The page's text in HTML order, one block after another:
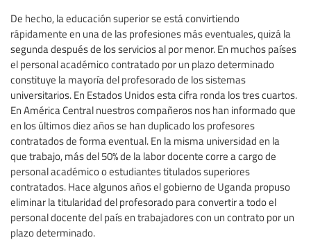
De hecho, la educación superior se está convirtiendo
rápidamente en una de las profesiones más eventuales, quizá la
segunda después de los servicios al por menor. En muchos países
el personal académico contratado por un plazo determinado
constituye la mayoría del profesorado de los sistemas
universitarios. En Estados Unidos esta cifra ronda los tres cuartos.
En América Central nuestros compañeros nos han informado que
en los últimos diez años se han duplicado los profesores
contratados de forma eventual. En la misma universidad en la
que trabajo, más del 50% de la labor docente corre a cargo de
personal académico o estudiantes titulados superiores
contratados. Hace algunos años el gobierno de Uganda propuso
eliminar la titularidad del profesorado para convertir a todo el
personal docente del país en trabajadores con un contrato por un
plazo determinado.